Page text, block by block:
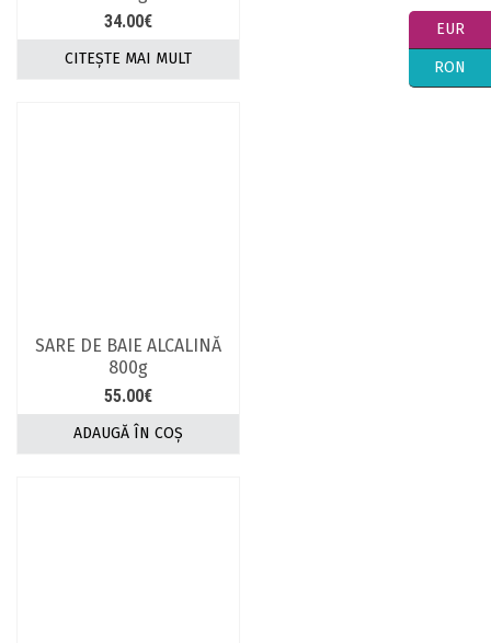
34.00€
CITEȘTE MAI MULT
SARE DE BAIE ALCALINĂ
800g
55.00€
ADAUGĂ ÎN COȘ
EUR
RON